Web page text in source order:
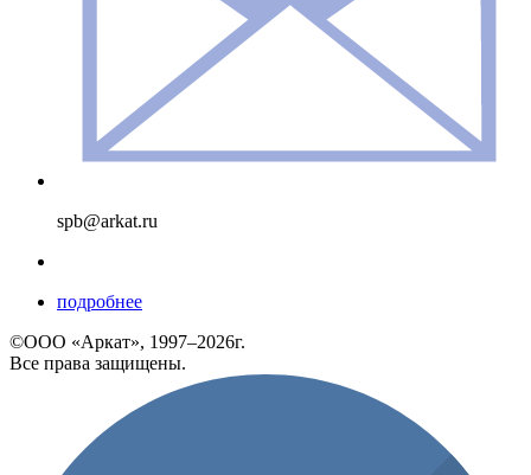
spb@arkat.ru
подробнее
©ООО «Аркат», 1997–2026г.
Все права защищены.